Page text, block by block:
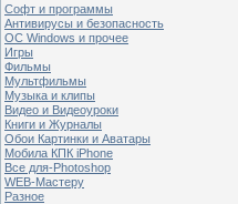
Софт и программы
Антивирусы и безопасность
OC Windows и прочее
Игры
Фильмы
Мультфильмы
Музыка и клипы
Видео и Видеоуроки
Книги и Журналы
Обои Картинки и Аватары
Мобила КПК iPhone
Все для-Photoshop
WEB-Мастеру
Разное